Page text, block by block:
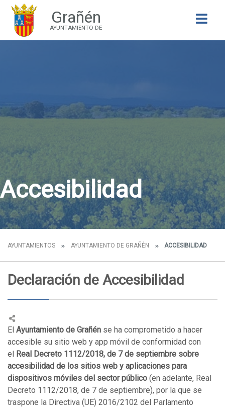
Grañén
AYUNTAMIENTO DE
Accesibilidad
AYUNTAMIENTOS AYUNTAMIENTO DE GRAÑÉN ACCESIBILIDAD
Declaración de Accesibilidad
El Ayuntamiento de Grañén se ha comprometido a hacer
accesible su sitio web y app móvil de conformidad con
el Real Decreto 1112/2018, de 7 de septiembre sobre
accesibilidad de los sitios web y aplicaciones para
dispositivos móviles del sector público (en adelante, Real
Decreto 1112/2018, de 7 de septiembre), por la que se
traspone la Directiva (UE) 2016/2102 del Parlamento